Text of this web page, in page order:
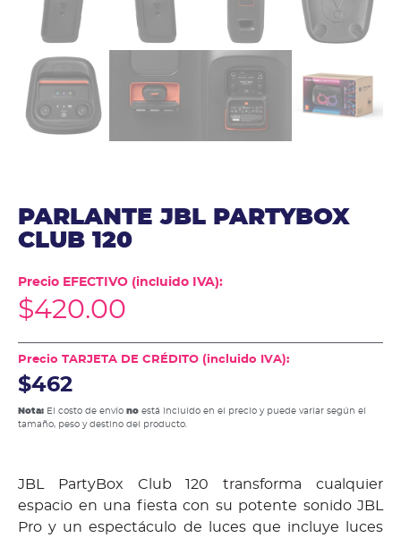
PARLANTE JBL PARTYBOX
CLUB 120
Precio EFECTIVO (incluido IVA):
$420.00
Precio TARJETA DE CRÉDITO (incluido IVA):
$462
Nota: El costo de envío no está incluido en el precio y puede variar según el
tamaño, peso y destino del producto.
JBL PartyBox Club 120 transforma cualquier
espacio en una fiesta con su potente sonido JBL
Pro y un espectáculo de luces que incluye luces